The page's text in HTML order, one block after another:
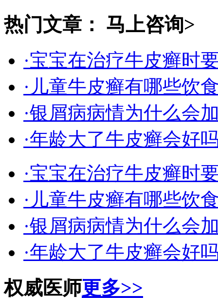
热门文章： 马上咨询>
·宝宝在治疗牛皮癣时
·儿童牛皮癣有哪些饮
·银屑病病情为什么会
·年龄大了牛皮癣会好
·宝宝在治疗牛皮癣时
·儿童牛皮癣有哪些饮
·银屑病病情为什么会
·年龄大了牛皮癣会好
权威医师更多>>